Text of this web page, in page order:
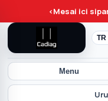
<Mesai ici
Menu